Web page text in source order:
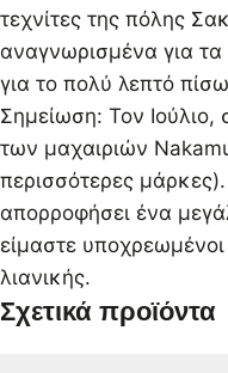
τεχνίτες της πόλης
αναγνωρισμένα για
για το πολύ λεπτό
Σημείωση: Τον Ιούλιο,
των μαχαιριών
περισσότερες
απορροφήσει ένα
είμαστε
λιανικής.
Σχετικά προϊόντα